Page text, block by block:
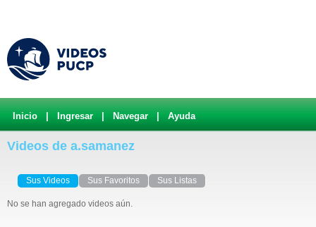
Inicio Ingresar Navegar Ayuda
Videos de a.samanez
Sus Videos Sus Favoritos Sus Listas
No se han agregado videos aún.